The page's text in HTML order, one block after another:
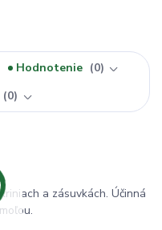
Hodnotenie
0
0
a zásuvkách. Účinná